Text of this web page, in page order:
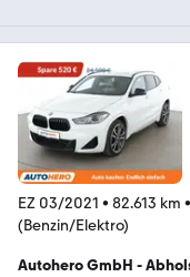
EZ 03/2021 • 82.613 km •
(Benzin/Elektro)
Autohero GmbH -